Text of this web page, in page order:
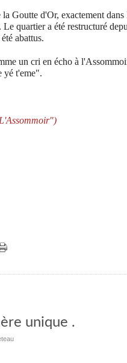
la Goutte d'Or, exactement
quartier a été restructuré
abattus.
un cri en écho à
yé t'eme".
unique .